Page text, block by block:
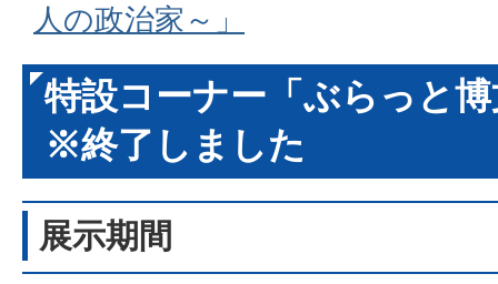
人の政治家～」
特設コーナー「ぶらっと
※終了しました
展示期間